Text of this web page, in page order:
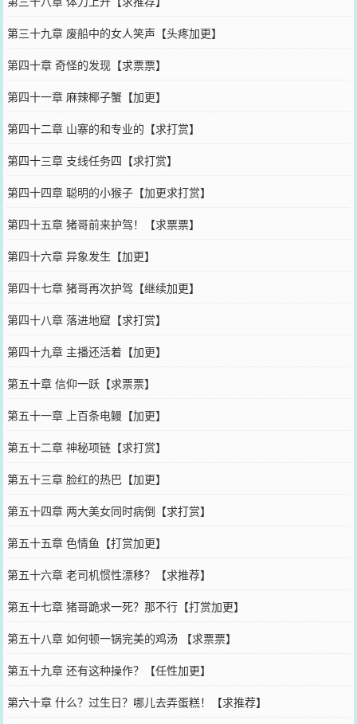
第三十九章 废船中的女人笑声【头疼加更】
第四十章 奇怪的发现【求票票】
第四十一章 麻辣椰子蟹【加更】
第四十二章 山寨的和专业的【求打赏】
第四十三章 支线任务四【求打赏】
第四十四章 聪明的小猴子【加更求打赏】
第四十五章 猪哥前来护驾！【求票票】
第四十六章 异象发生【加更】
第四十七章 猪哥再次护驾【继续加更】
第四十八章 落进地窟【求打赏】
第四十九章 主播还活着【加更】
第五十章 信仰一跃【求票票】
第五十一章 上百条电鳗【加更】
第五十二章 神秘项链【求打赏】
第五十三章 脸红的热巴【加更】
第五十四章 两大美女同时病倒【求打赏】
第五十五章 色情鱼【打赏加更】
第五十六章 老司机惯性漂移？【求推荐】
第五十七章 猪哥跪求一死？那不行【打赏加更】
第五十八章 如何顿一锅完美的鸡汤 【求票票】
第五十九章 还有这种操作？【任性加更】
第六十章 什么？过生日？哪儿去弄蛋糕！【求推荐】